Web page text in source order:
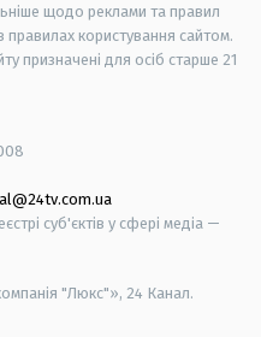
щодо реклами та правил
користування сайтом.
призначені для осіб старше 21
суб'єктів у сфері медіа —
"Люкс"», 24 Канал.